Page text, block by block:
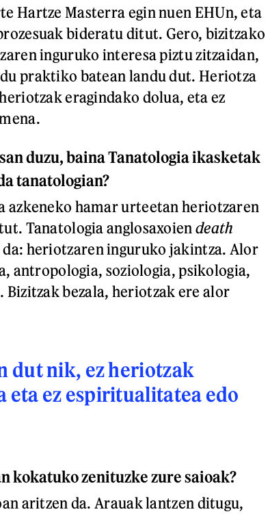
Hartze Masterra egin nuen EHUn, eta
bideratu ditut. Gero, bizitzako
inguruko interesa piztu zitzaidan,
praktiko batean landu dut. Heriotza
eragindako dolua, eta ez
duzu, baina Tanatologia ikasketak
tanatologian?
hamar urteetan heriotzaren
Tanatologia anglosaxoien death
heriotzaren inguruko jakintza. Alor
antropologia, soziologia, psikologia,
bezala, heriotzak ere alor
dut nik, ez heriotzak
eta ez espiritualitatea edo
kokatuko zenituzke zure saioak?
aritzen da. Arauak lantzen ditugu,